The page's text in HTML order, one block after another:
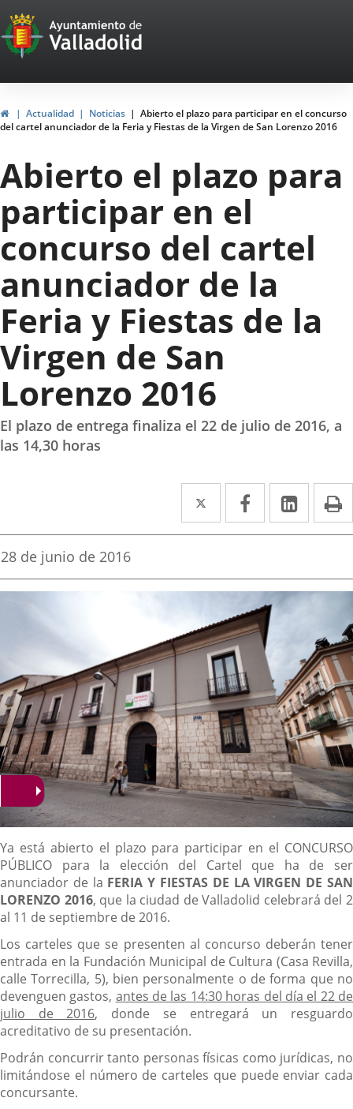
Portal
Web
del
Ayuntamiento
de
Valladolid
InicioActualidad Noticias
Abierto el plazo para participar en el concurso
del cartel anunciador de la Feria y Fiestas de la Virgen de San Lorenzo 2016
Abierto el plazo para
participar en el
concurso del cartel
anunciador de la
Feria y Fiestas de la
Virgen de San
Lorenzo 2016
El plazo de entrega finaliza el 22 de julio de 2016, a
las 14,30 horas
Twitter
Enlace
a
aplicación
externa.
Facebook
Enlace
a
aplicación
externa.
Enlace
a
Fecha
la
28 de junio de 2016
Descripción
Ya está abierto el plazo para participar en el CONCURSO
PÚBLICO para la elección del Cartel que ha de ser
anunciador de la FERIA Y FIESTAS DE LA VIRGEN DE SAN
LORENZO 2016, que la ciudad de Valladolid celebrará del 2
al 11 de septiembre de 2016.
Los carteles que se presenten al concurso deberán tener
entrada en la Fundación Municipal de Cultura (Casa Revilla,
calle Torrecilla, 5), bien personalmente o de forma que no
devenguen gastos, antes de las 14:30 horas del día el 22 de
julio de 2016, donde se entregará un resguardo
acreditativo de su presentación.
Podrán concurrir tanto personas físicas como jurídicas, no
limitándose el número de carteles que puede enviar cada
concursante.